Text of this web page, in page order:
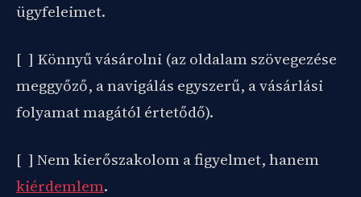
ügyfeleimet.
[ ] Könnyű vásárolni (az oldalam szövegezése
meggyőző, a navigálás egyszerű, a vásárlási
folyamat magától értetődő).
[ ] Nem kierőszakolom a figyelmet, hanem
kiérdemlem.